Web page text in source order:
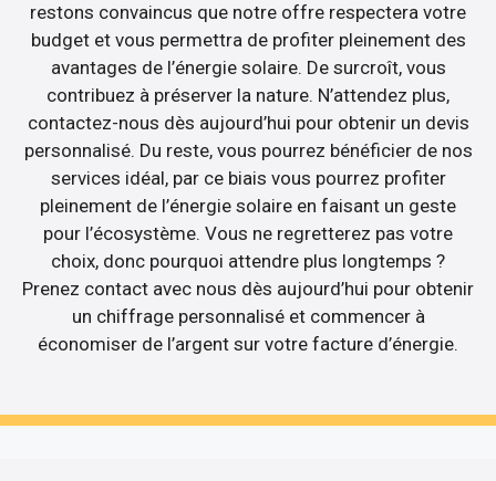
restons convaincus que notre offre respectera votre
budget et vous permettra de profiter pleinement des
avantages de l’énergie solaire. De surcroît, vous
contribuez à préserver la nature. N’attendez plus,
contactez-nous dès aujourd’hui pour obtenir un devis
personnalisé. Du reste, vous pourrez bénéficier de nos
services idéal, par ce biais vous pourrez profiter
pleinement de l’énergie solaire en faisant un geste
pour l’écosystème. Vous ne regretterez pas votre
choix, donc pourquoi attendre plus longtemps ?
Prenez contact avec nous dès aujourd’hui pour obtenir
un chiffrage personnalisé et commencer à
économiser de l’argent sur votre facture d’énergie.